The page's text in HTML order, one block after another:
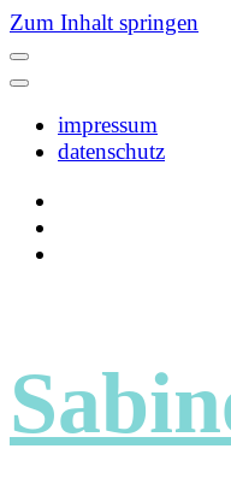
Zum Inhalt springen
impressum
datenschutz